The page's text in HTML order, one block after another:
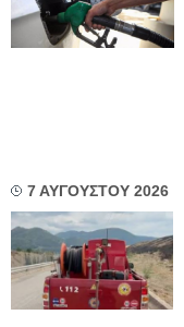
7 ΑΥΓΟΥΣΤΟΥ 2026